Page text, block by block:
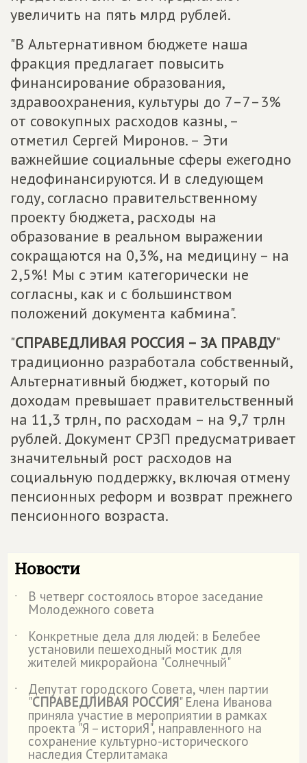
увеличить на пять млрд рублей.
"В Альтернативном бюджете наша
фракция предлагает повысить
финансирование образования,
здравоохранения, культуры до 7–7–3%
от совокупных расходов казны, –
отметил Сергей Миронов. – Эти
важнейшие социальные сферы ежегодно
недофинансируются. И в следующем
году, согласно правительственному
проекту бюджета, расходы на
образование в реальном выражении
сокращаются на 0,3%, на медицину – на
2,5%! Мы с этим категорически не
согласны, как и с большинством
положений документа кабмина".
"СПРАВЕДЛИВАЯ РОССИЯ – ЗА ПРАВДУ"
традиционно разработала собственный,
Альтернативный бюджет, который по
доходам превышает правительственный
на 11,3 трлн, по расходам – на 9,7 трлн
рублей. Документ СРЗП предусматривает
значительный рост расходов на
социальную поддержку, включая отмену
пенсионных реформ и возврат прежнего
пенсионного возраста.
Новости
˙ В четверг состоялось второе заседание
Молодежного совета
˙
Конкретные дела для людей: в Белебее
установили пешеходный мостик для
жителей микрорайона "Солнечный"
˙
Депутат городского Совета, член партии
"СПРАВЕДЛИВАЯ РОССИЯ" Елена Иванова
приняла участие в мероприятии в рамках
проекта "Я – историЯ", направленного на
сохранение культурно-исторического
наследия Стерлитамака